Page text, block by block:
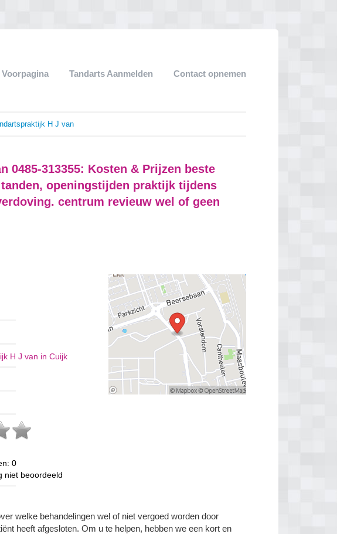
Voorpagina Tandarts Aanmelden Contact opnemen
H J van
0485-313355: Kosten & Prijzen beste
openingstijden praktijk tijdens
centrum revieuw wel of geen
H J van in Cuijk
0
niet beoordeeld
welke behandelingen wel of niet vergoed worden door
heeft afgesloten. Om u te helpen, hebben we een kort en